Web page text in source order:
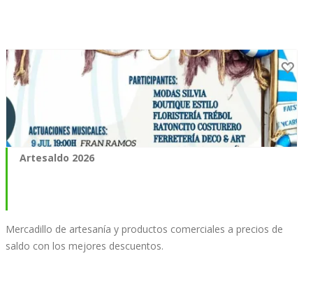
Artesaldo 2026
Mercadillo de artesanía y productos comerciales a precios de
saldo con los mejores descuentos.